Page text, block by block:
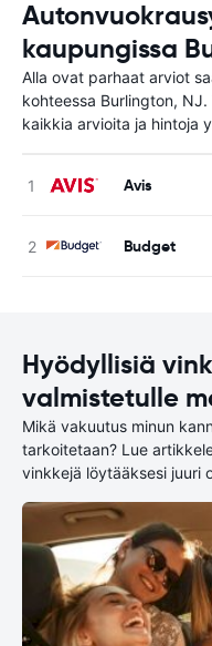
kaupungissa
Alla ovat parhaat arviot
kohteessa Burlington,
kaikkia arvioita ja hintoja
Avis
Budget
Hyödyllisiä
valmistetulle
Mikä vakuutus minun
tarkoitetaan? Lue
vinkkejä löytääksesi juuri